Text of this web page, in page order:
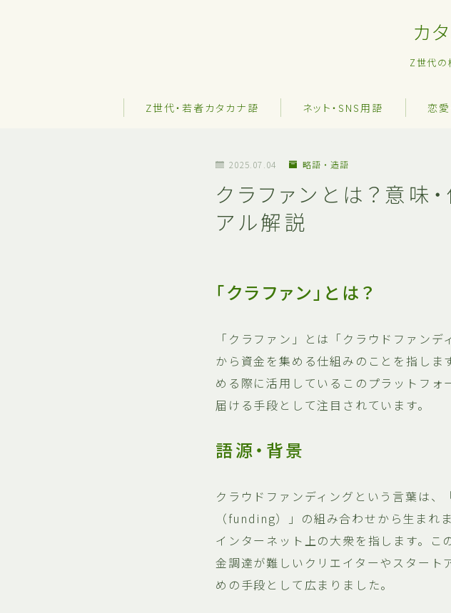
カ
Z世代の
Z世代・若者カタカナ語 ネット・SNS用語 恋
2025.07.04 略語・造語
クラファンとは？意味
アル解説
「クラファン」とは？
「クラファン」とは「クラウドファン
から資金を集める仕組みのことを指し
める際に活用しているこのプラットフ
届ける手段として注目されています。
語源・背景
クラウドファンディングという言葉は
（funding）」の組み合わせから生まれ
インターネット上の大衆を指します。
金調達が難しいクリエイターやスター
めの手段として広まりました。